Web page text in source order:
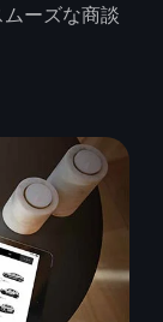
ーズな商談